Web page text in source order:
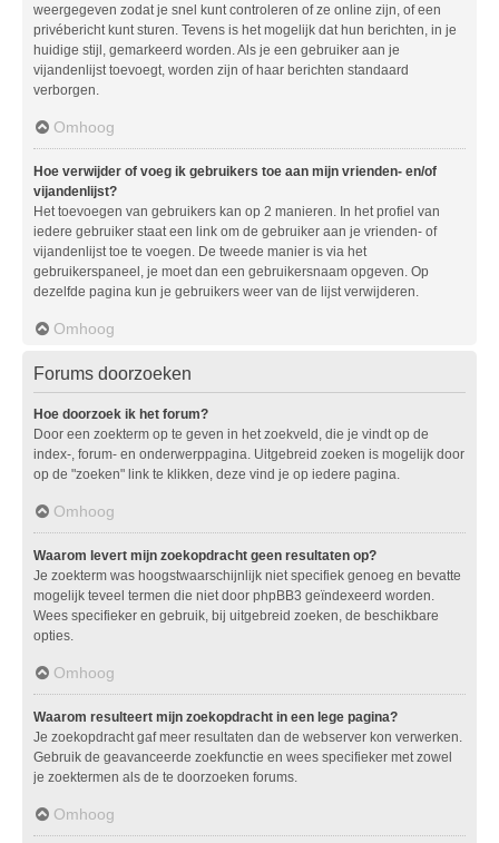
weergegeven zodat je snel kunt controleren of ze online zijn, of een
privébericht kunt sturen. Tevens is het mogelijk dat hun berichten, in je
huidige stijl, gemarkeerd worden. Als je een gebruiker aan je
vijandenlijst toevoegt, worden zijn of haar berichten standaard
verborgen.
Omhoog
Hoe verwijder of voeg ik gebruikers toe aan mijn vrienden- en/of
vijandenlijst?
Het toevoegen van gebruikers kan op 2 manieren. In het profiel van
iedere gebruiker staat een link om de gebruiker aan je vrienden- of
vijandenlijst toe te voegen. De tweede manier is via het
gebruikerspaneel, je moet dan een gebruikersnaam opgeven. Op
dezelfde pagina kun je gebruikers weer van de lijst verwijderen.
Omhoog
Forums doorzoeken
Hoe doorzoek ik het forum?
Door een zoekterm op te geven in het zoekveld, die je vindt op de
index-, forum- en onderwerppagina. Uitgebreid zoeken is mogelijk door
op de "zoeken" link te klikken, deze vind je op iedere pagina.
Omhoog
Waarom levert mijn zoekopdracht geen resultaten op?
Je zoekterm was hoogstwaarschijnlijk niet specifiek genoeg en bevatte
mogelijk teveel termen die niet door phpBB3 geïndexeerd worden.
Wees specifieker en gebruik, bij uitgebreid zoeken, de beschikbare
opties.
Omhoog
Waarom resulteert mijn zoekopdracht in een lege pagina?
Je zoekopdracht gaf meer resultaten dan de webserver kon verwerken.
Gebruik de geavanceerde zoekfunctie en wees specifieker met zowel
je zoektermen als de te doorzoeken forums.
Omhoog